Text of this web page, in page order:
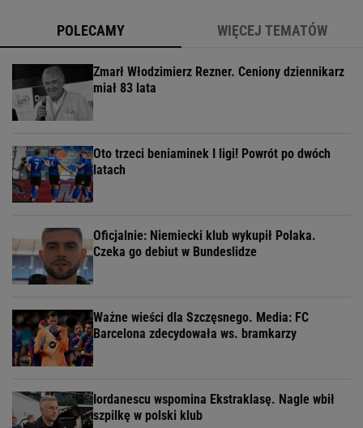
POLECAMY WIĘCEJ TEMATÓW
Zmarł Włodzimierz Rezner. Ceniony dziennikarz
miał 83 lata
Oto trzeci beniaminek I ligi! Powrót po dwóch
latach
Oficjalnie: Niemiecki klub wykupił Polaka.
Czeka go debiut w Bundeslidze
Ważne wieści dla Szczęsnego. Media: FC
Barcelona zdecydowała ws. bramkarzy
Iordanescu wspomina Ekstraklasę. Nagle wbił
szpilkę w polski klub